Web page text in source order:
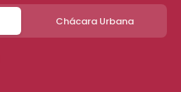
Chácara Urbana